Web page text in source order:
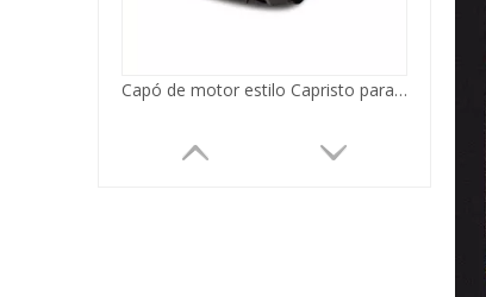
Capó de motor estilo Capristo para Ferrari 488 GTB Spider